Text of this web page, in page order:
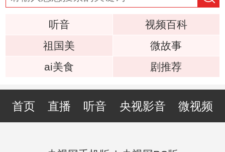
听音
视频百科
祖国美
微故事
ai美食
剧推荐
首页 直播 听音 央视影音 微视频